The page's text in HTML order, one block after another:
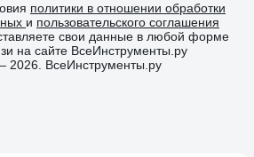
политики в отношении обработки
и пользовательского соглашения
свои данные в любой форме
на сайте ВсеИнструменты.ру
2026. ВсеИнструменты.ру